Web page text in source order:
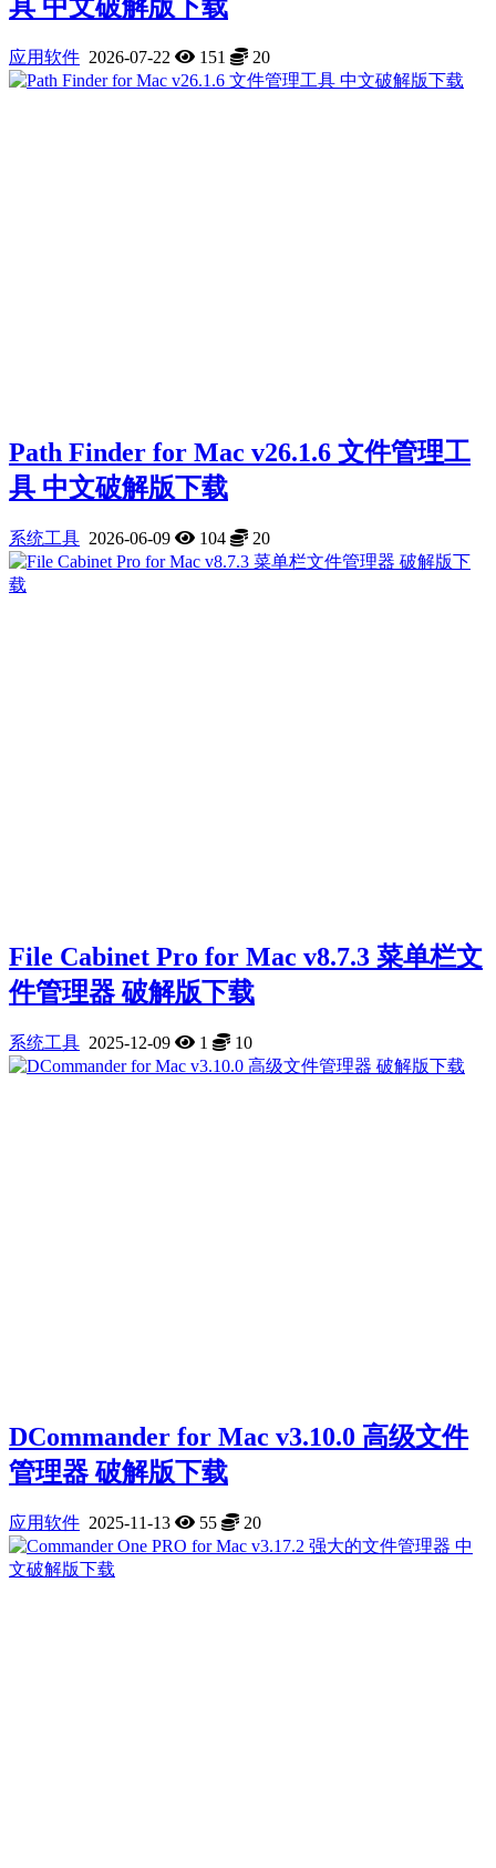
具 中文破解版下载
应用软件 2026-07-22 151 20
Path Finder for Mac v26.1.6 文件管理工
具 中文破解版下载
系统工具 2026-06-09 104 20
File Cabinet Pro for Mac v8.7.3 菜单栏文
件管理器 破解版下载
系统工具 2025-12-09 1 10
DCommander for Mac v3.10.0 高级文件
管理器 破解版下载
应用软件 2025-11-13 55 20